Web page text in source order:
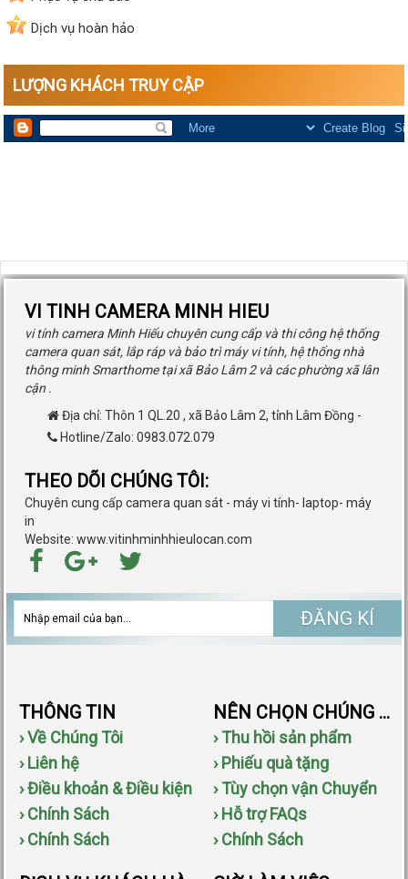
7
Dịch vụ hoàn hảo
LƯỢNG KHÁCH TRUY CẬP
VI TINH CAMERA MINH HIEU
vi tính camera Minh Hiếu chuyên cung cấp và thi công hệ thống
camera quan sát, lắp ráp và bảo trì máy vi tính, hệ thống nhà
thông minh Smarthome tại xã Bảo Lâm 2 và các phường xã lân
cận .
Địa chỉ: Thôn 1 QL.20 , xã Bảo Lâm 2, tỉnh Lâm Đồng -
Hotline/Zalo: 0983.072.079
THEO DÕI CHÚNG TÔI:
Chuyên cung cấp camera quan sát - máy vi tính- laptop- máy
in
Website: www.vitinhminhhieulocan.com
ĐĂNG KÍ
THÔNG TIN
› Về Chúng Tôi
› Liên hệ
› Điều khoản & Điều kiện
› Chính Sách
› Chính Sách
NÊN CHỌN CHÚNG TÔI
› Thu hồi sản phẩm
› Phiếu quà tặng
› Tùy chọn vận Chuyển
› Hỗ trợ FAQs
› Chính Sách